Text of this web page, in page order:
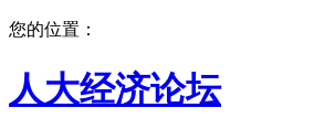
您的位置：
人大经济论坛